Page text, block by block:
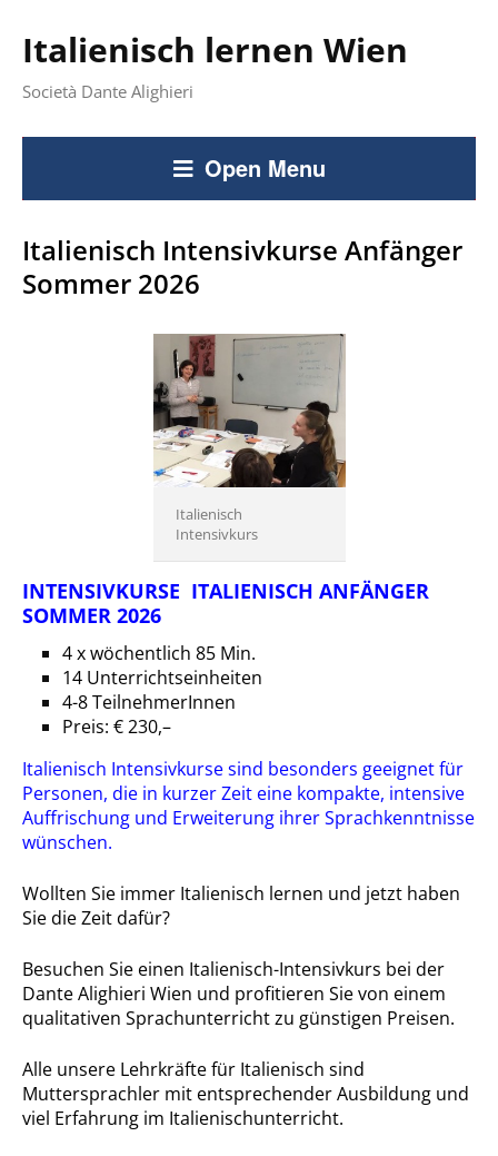
Italienisch lernen Wien
Società Dante Alighieri
Open Menu
Italienisch Intensivkurse Anfänger
Sommer 2026
Italienisch
Intensivkurs
INTENSIVKURSE ITALIENISCH ANFÄNGER
SOMMER 2026
4 x wöchentlich 85 Min.
14 Unterrichtseinheiten
4-8 TeilnehmerInnen
Preis: € 230,–
Italienisch Intensivkurse sind besonders geeignet für
Personen, die in kurzer Zeit eine kompakte, intensive
Auffrischung und Erweiterung ihrer Sprachkenntnisse
wünschen.
Wollten Sie immer Italienisch lernen und jetzt haben
Sie die Zeit dafür?
Besuchen Sie einen Italienisch-Intensivkurs bei der
Dante Alighieri Wien und profitieren Sie von einem
qualitativen Sprachunterricht zu günstigen Preisen.
Alle unsere Lehrkräfte für Italienisch sind
Muttersprachler mit entsprechender Ausbildung und
viel Erfahrung im Italienischunterricht.